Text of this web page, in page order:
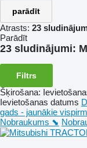
parādīt
Atrasts: 23
Parādīt
23 sludinājumi:
Filtrs
Šķirošana:
Ievietošanas datums
gads - jaunākie
Nobraukums ⬊